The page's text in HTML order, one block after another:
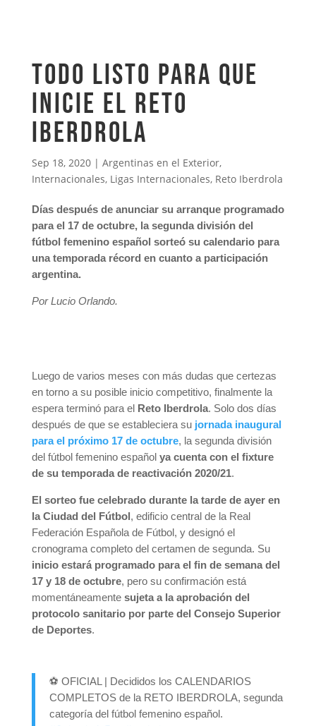
Todo listo para que
inicie el Reto
Iberdrola
Sep 18, 2020| Argentinas en el Exterior,
Internacionales, Ligas Internacionales, Reto Iberdrola
Días después de anunciar su arranque programado
para el 17 de octubre, la segunda división del
fútbol femenino español sorteó su calendario para
una temporada récord en cuanto a participación
argentina.
Por Lucio Orlando.
Luego de varios meses con más dudas que certezas
en torno a su posible inicio competitivo, finalmente la
espera terminó para elReto Iberdrola. Solo dos días
después de que se estableciera su jornada inaugural
para el próximo 17 de octubre, la segunda división
del fútbol femenino españolya cuenta con el fixture
de su temporada de reactivación 2020/21.
El sorteo fue celebrado durante la tarde de ayer en
la Ciudad del Fútbol, edificio central de la Real
Federación Española de Fútbol, y designó el
cronograma completo del certamen de segunda. Su
inicio estará programado para el fin de semana del
17 y 18 de octubre, pero su confirmación está
momentáneamentesujeta a la aprobación del
protocolo sanitario por parte del Consejo Superior
de Deportes.
⚽️ OFICIAL | Decididos los CALENDARIOS
COMPLETOS de la RETO IBERDROLA, segunda
categoría del fútbol femenino español.